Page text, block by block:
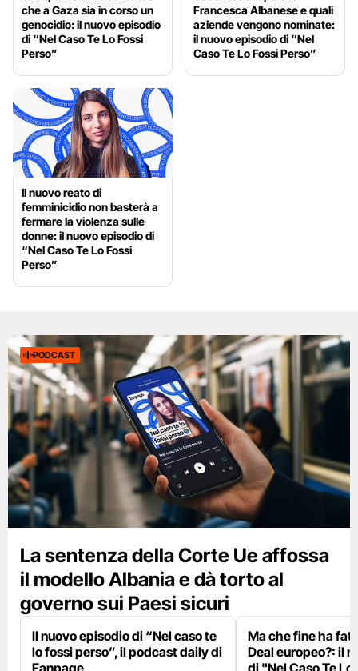
che a Gaza sia in corso un
genocidio: il nuovo episodio
di “Nel Caso Te Lo Fossi
Perso”
Francesca Albanese e quali
aziende vengono nominate:
il nuovo episodio di “Nel
Caso Te Lo Fossi Perso”
Il nuovo reato di
femminicidio non basterà a
fermare la violenza sulle
donne: il nuovo episodio di
“Nel Caso Te Lo Fossi
Perso”
PODCAST
La sentenza della Corte Ue affossa
il modello Albania e dà torto al
governo sui Paesi sicuri
Il nuovo episodio di “Nel caso te
lo fossi perso”, il podcast daily di
Ma che fine ha
Deal europeo?: il